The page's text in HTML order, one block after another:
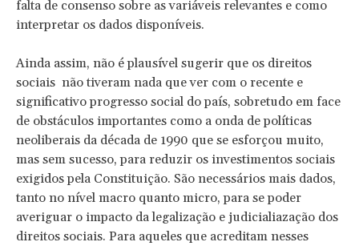
falta de consenso sobre as variáveis relevantes e como
interpretar os dados disponíveis.
Ainda assim, não é plausível sugerir que os direitos
sociais não tiveram nada que ver com o recente e
significativo progresso social do país, sobretudo em face
de obstáculos importantes como a onda de políticas
neoliberais da década de 1990 que se esforçou muito,
mas sem sucesso, para reduzir os investimentos sociais
exigidos pela Constituição. São necessários mais dados,
tanto no nível macro quanto micro, para se poder
averiguar o impacto da legalização e judicialiazação dos
direitos sociais. Para aqueles que acreditam nesses